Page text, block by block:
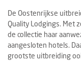
De Oostenrijkse
Quality Lodgings. Met
de collectie haar
aangesloten hotels.
grootste uitbreiding